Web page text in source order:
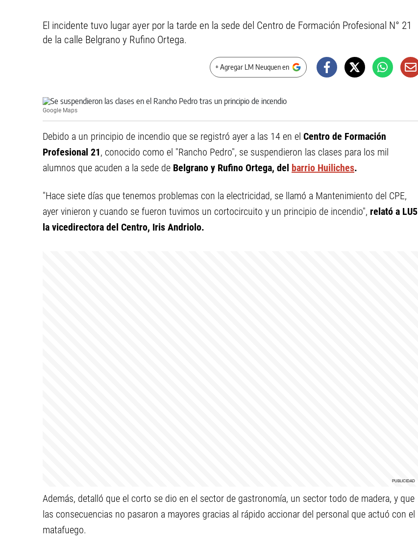
El incidente tuvo lugar ayer por la tarde en la sede del Centro de Formación Profesional N° 21
de la calle Belgrano y Rufino Ortega.
+ Agregar LM Neuquen en
Google Maps
Debido a un principio de incendio que se registró ayer a las 14 en el Centro de Formación
Profesional 21, conocido como el "Rancho Pedro", se suspendieron las clases para los mil
alumnos que acuden a la sede de Belgrano y Rufino Ortega, del barrio Huiliches.
"Hace siete días que tenemos problemas con la electricidad, se llamó a Mantenimiento del CPE,
ayer vinieron y cuando se fueron tuvimos un cortocircuito y un principio de incendio", relató a LU5
la vicedirectora del Centro, Iris Andriolo.
Además, detalló que el corto se dio en el sector de gastronomía, un sector todo de madera, y que
las consecuencias no pasaron a mayores gracias al rápido accionar del personal que actuó con el
matafuego.